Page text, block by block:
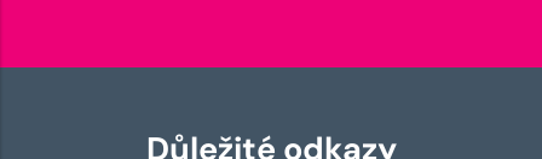
Důležité odkazy